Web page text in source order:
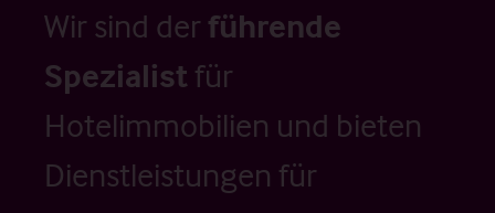
Wir sind der führende
Spezialistfür
Hotelimmobilien und bieten
Dienstleistungen für